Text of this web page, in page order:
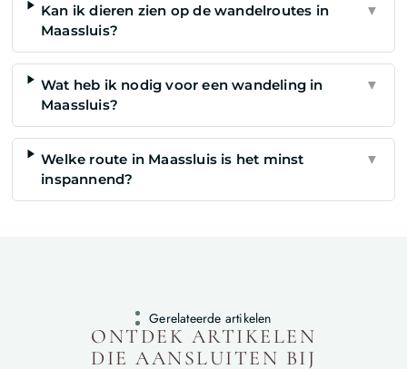
Kan ik dieren zien op de wandelroutes in
Maassluis?
▼
Wat heb ik nodig voor een wandeling in
Maassluis?
▼
Welke route in Maassluis is het minst
inspannend?
▼
Gerelateerde artikelen
ONTDEK ARTIKELEN
DIE AANSLUITEN BIJ